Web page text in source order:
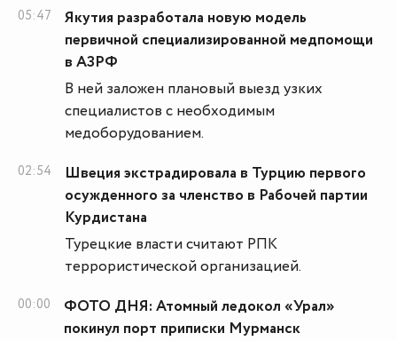
05:47
Якутия разработала новую модель
первичной специализированной медпомощи
в АЗРФ
В ней заложен плановый выезд узких
специалистов с необходимым
медоборудованием.
02:54
Швеция экстрадировала в Турцию первого
осужденного за членство в Рабочей партии
Курдистана
Турецкие власти считают РПК
террористической организацией.
00:00
ФОТО ДНЯ: Атомный ледокол «Урал»
покинул порт приписки Мурманск